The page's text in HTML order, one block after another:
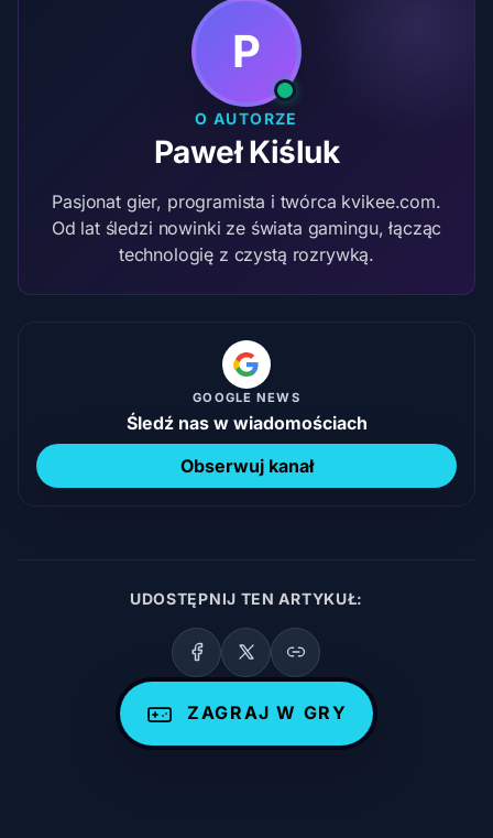
P
O AUTORZE
Paweł Kiśluk
Pasjonat gier, programista i twórca kvikee.com.
Od lat śledzi nowinki ze świata gamingu, łącząc
technologię z czystą rozrywką.
GOOGLE NEWS
Śledź nas w wiadomościach
Obserwuj kanał
UDOSTĘPNIJ TEN ARTYKUŁ:
ZAGRAJ W GRY